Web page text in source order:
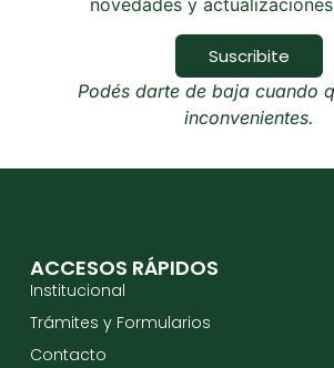
novedades y
Suscribite
Podés darte de baja cuando
inconvenientes.
ACCESOS RÁPIDOS
Institucional
Trámites y Formularios
Contacto